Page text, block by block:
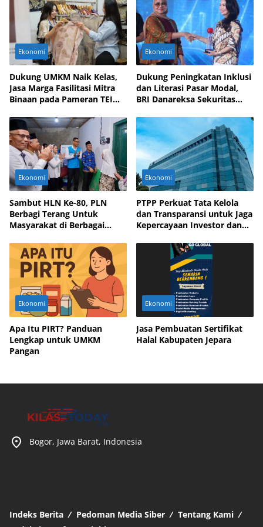
Ekonomi
Dukung UMKM Naik Kelas,
Jasa Marga Fasilitasi Mitra
Binaan pada Pameran TEI
Ekonomi
Dukung Peningkatan Inklusi
dan Literasi Pasar Modal,
BRI Danareksa Sekuritas
Ekonomi
Sambut HLN Ke-80, PLN
Berbagi Terang Untuk
Masyarakat di Berbagai
Ekonomi
PTPP Perkuat Tata Kelola
dan Transparansi untuk Jaga
Kepercayaan Investor dan
Ekonomi
Apa Itu PIRT? Panduan
Lengkap untuk UMKM
Pangan
Ekonomi
Jasa Pembuatan Sertifikat
Halal Kabupaten Jepara
Bogor, Jawa Barat, Indonesia
Indeks Berita Pedoman Media Siber
Tentang Kami